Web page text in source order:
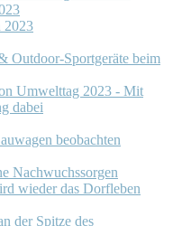
2023
Outdoor-Sportgeräte beim
Umwelttag 2023 - Mit
dabei
beobachten
Nachwuchssorgen
wieder das Dorfleben
der Spitze des